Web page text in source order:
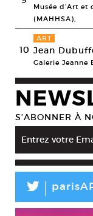
Musée d’Art et
(MAHHSA),
10
ART
Jean
Galerie Jeanne
S’ABONNER À
L